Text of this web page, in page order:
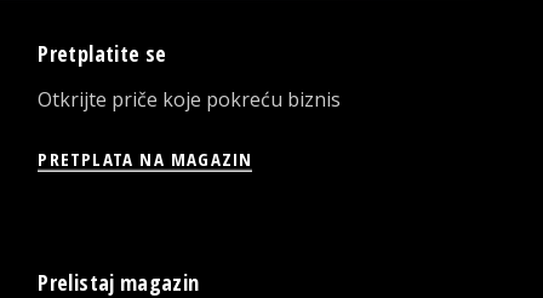
Pretplatite se
Otkrijte priče koje pokreću biznis
PRETPLATA NA MAGAZIN
Prelistaj magazin